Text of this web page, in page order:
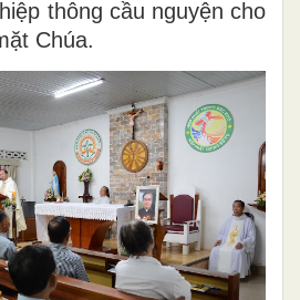
thông cầu nguyện cho
Chúa.